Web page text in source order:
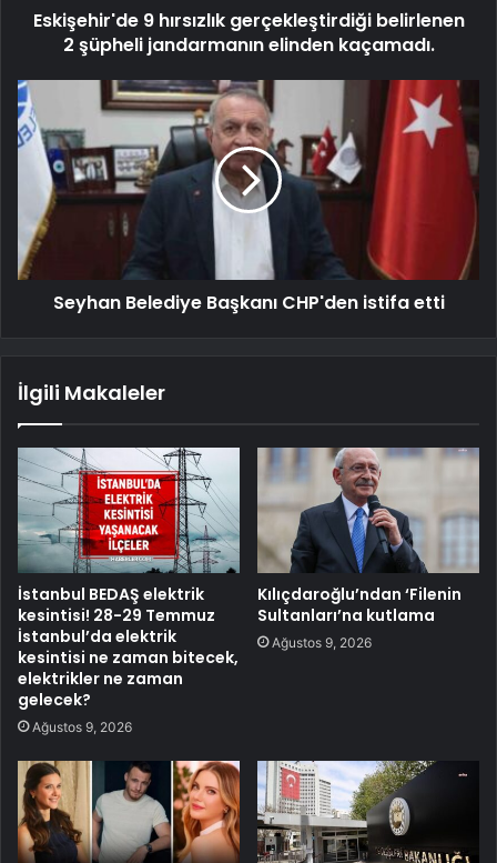
Eskişehir'de 9 hırsızlık gerçekleştirdiği belirlenen
2 şüpheli jandarmanın elinden kaçamadı.
Seyhan Belediye Başkanı CHP'den istifa etti
İlgili Makaleler
İstanbul BEDAŞ elektrik
kesintisi! 28-29 Temmuz
İstanbul’da elektrik
kesintisi ne zaman bitecek,
elektrikler ne zaman
gelecek?
Ağustos 9, 2026
Kılıçdaroğlu’ndan ‘Filenin
Sultanları’na kutlama
Ağustos 9, 2026